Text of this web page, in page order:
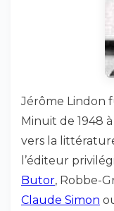
Jérôme Lindon
Minuit de 1948
vers la
l’éditeur
Butor, Robbe-
Claude Simon